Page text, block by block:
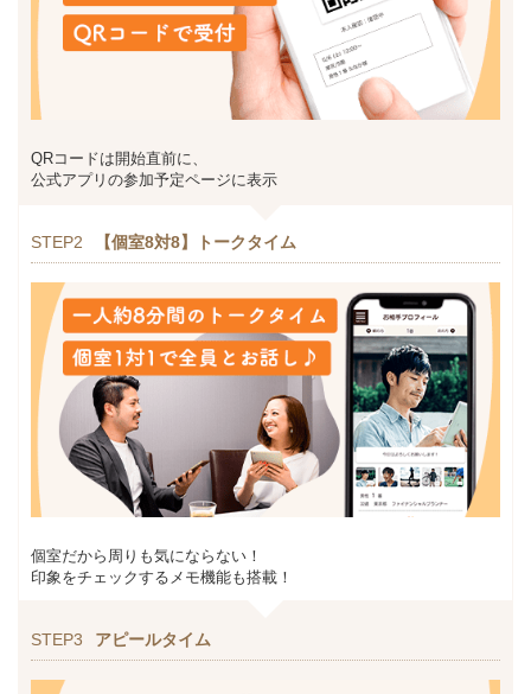
QRコードは開始直前に、
公式アプリの参加予定ページに表示
STEP2 【個室8対8】トークタイム
個室だから周りも気にならない！
印象をチェックするメモ機能も搭載！
STEP3 アピールタイム